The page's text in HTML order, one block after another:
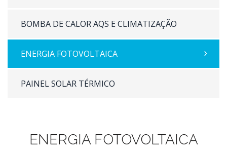
BOMBA DE CALOR AQS E CLIMATIZAÇÃO
ENERGIA FOTOVOLTAICA
PAINEL SOLAR TÉRMICO
ENERGIA FOTOVOLTAICA